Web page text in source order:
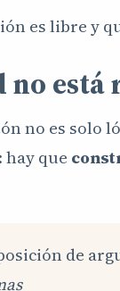
es libre y
está
no es solo
hay que
de